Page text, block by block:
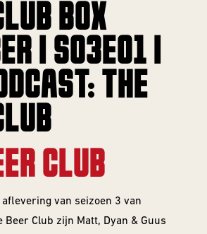
BOX
| S03E01 |
THE
CLUB
aflevering van seizoen 3 van
Beer Club zijn Matt, Dyan & Guus